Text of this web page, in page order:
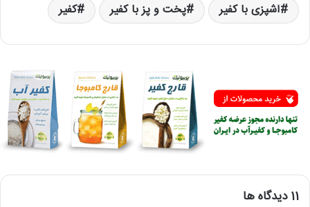
آشپزی با کفیر پخت و پز با کفیر کفیر
‫11 دیدگاه ها